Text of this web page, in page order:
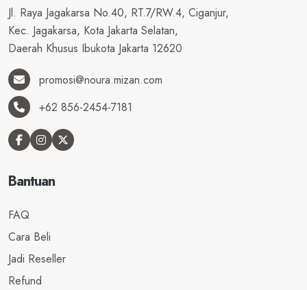
Jl. Raya Jagakarsa No.40, RT.7/RW.4, Ciganjur,
Kec. Jagakarsa, Kota Jakarta Selatan,
Daerah Khusus Ibukota Jakarta 12620
promosi@noura.mizan.com
+62 856-2454-7181
Bantuan
FAQ
Cara Beli
Jadi Reseller
Refund